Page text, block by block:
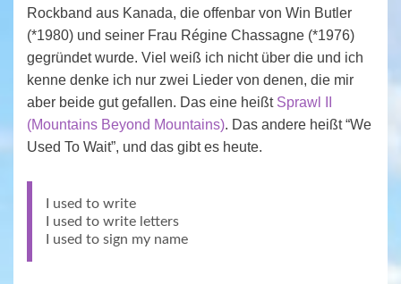
Rockband aus Kanada, die offenbar von Win Butler
(*1980) und seiner Frau Régine Chassagne (*1976)
gegründet wurde. Viel weiß ich nicht über die und ich
kenne denke ich nur zwei Lieder von denen, die mir
aber beide gut gefallen. Das eine heißt Sprawl II
(Mountains Beyond Mountains). Das andere heißt “We
Used To Wait”, und das gibt es heute.
I used to write
I used to write letters
I used to sign my name